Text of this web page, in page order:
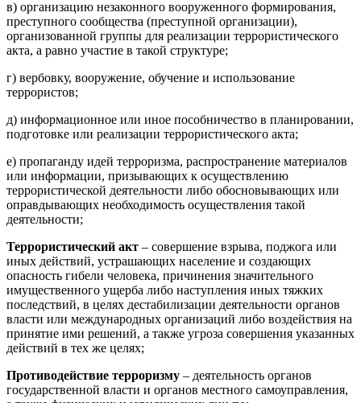
в) организацию незаконного вооруженного формирования,
преступного сообщества (преступной организации),
организованной группы для реализации террористического
акта, а равно участие в такой структуре;
г) вербовку, вооружение, обучение и использование
террористов;
д) информационное или иное пособничество в планировании,
подготовке или реализации террористического акта;
е) пропаганду идей терроризма, распространение материалов
или информации, призывающих к осуществлению
террористической деятельности либо обосновывающих или
оправдывающих необходимость осуществления такой
деятельности;
Террористический акт – совершение взрыва, поджога или
иных действий, устрашающих население и создающих
опасность гибели человека, причинения значительного
имущественного ущерба либо наступления иных тяжких
последствий, в целях дестабилизации деятельности органов
власти или международных организаций либо воздействия на
принятие ими решений, а также угроза совершения указанных
действий в тех же целях;
Противодействие терроризму – деятельность органов
государственной власти и органов местного самоуправления,